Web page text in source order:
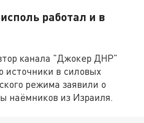
работал и в
канала "Джокер ДНР"
источники в силовых
режима заявили о
наёмников из Израиля.